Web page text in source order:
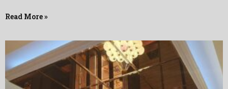
Read More »